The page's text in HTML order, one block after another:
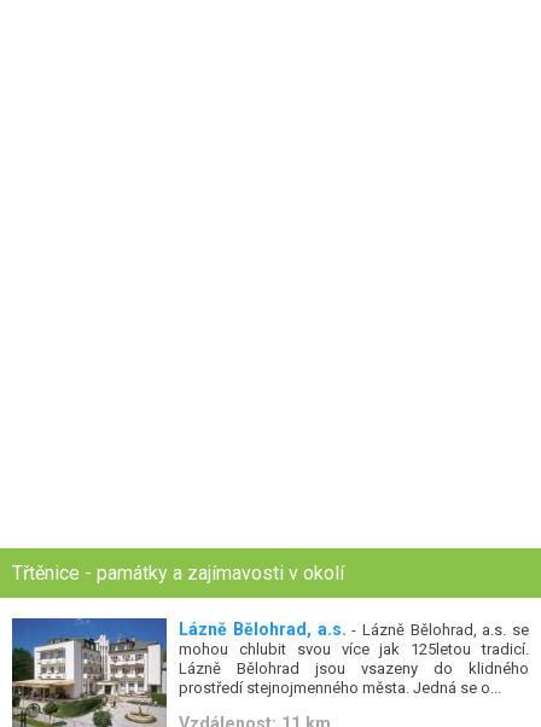
Třtěnice - památky a zajímavosti v okolí
Lázně Bělohrad, a.s. - Lázně Bělohrad, a.s. se
mohou chlubit svou více jak 125letou tradicí.
Lázně Bělohrad jsou vsazeny do klidného
prostředí stejnojmenného města. Jedná se o...